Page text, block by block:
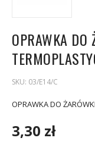
OPRAWKA DO
SKU: 03/E14/C
OPRAWKA DO
3,30 zł